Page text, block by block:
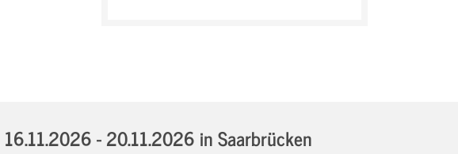
16.11.2026 - 20.11.2026 in Saarbrücken